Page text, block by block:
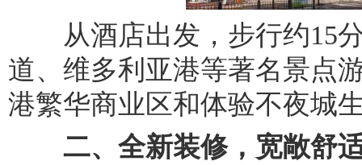
从酒店出发，步行约15分
道、维多利亚港等著名景点
港繁华商业区和体验不夜城
二、全新装修，宽敞舒